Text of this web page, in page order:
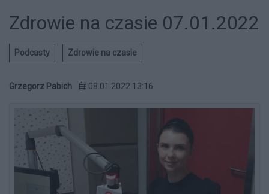
Zdrowie na czasie 07.01.2022
Podcasty Zdrowie na czasie
Grzegorz Pabich 08.01.2022 13:16